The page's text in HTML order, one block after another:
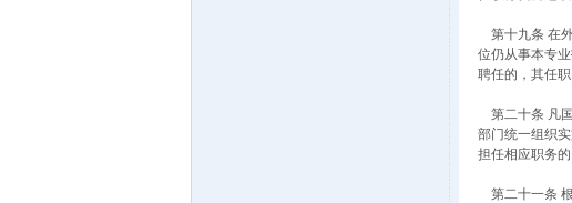
第十九条 在
位仍从事本专
聘任的，其任
第二十条 凡
部门统一组织
担任相应职务
第二十一条